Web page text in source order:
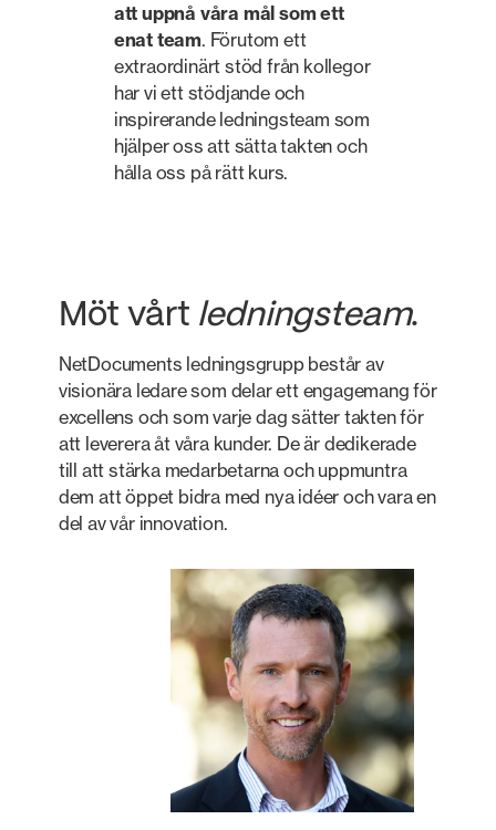
att uppnå våra mål som ett
enat team. Förutom ett
extraordinärt stöd från kollegor
har vi ett stödjande och
inspirerande ledningsteam som
hjälper oss att sätta takten och
hålla oss på rätt kurs.
Möt vårt ledningsteam.
NetDocuments ledningsgrupp består av
visionära ledare som delar ett engagemang för
excellens och som varje dag sätter takten för
att leverera åt våra kunder. De är dedikerade
till att stärka medarbetarna och uppmuntra
dem att öppet bidra med nya idéer och vara en
del av vår innovation.